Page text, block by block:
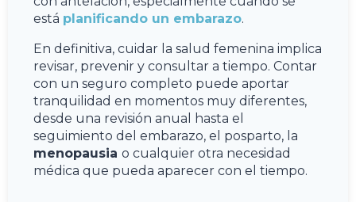
está planificando un embarazo.
En definitiva, cuidar la salud femenina implica
revisar, prevenir y consultar a tiempo. Contar
con un seguro completo puede aportar
tranquilidad en momentos muy diferentes,
desde una revisión anual hasta el
seguimiento del embarazo, el posparto, la
menopausia o cualquier otra necesidad
médica que pueda aparecer con el tiempo.